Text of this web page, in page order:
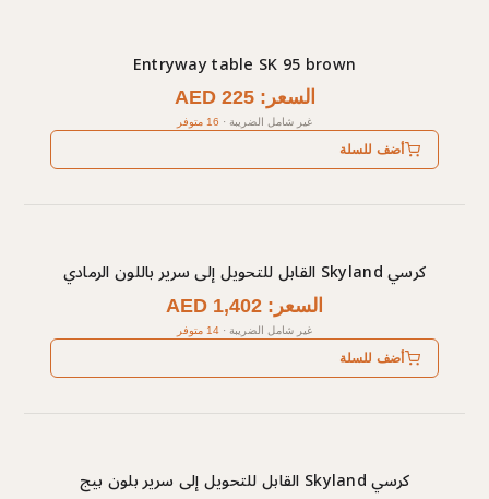
Entryway table SK 95 brown
السعر: AED 225
غير شامل الضريبة · 16 متوفر
أضف للسلة
كرسي Skyland القابل للتحويل إلى سرير باللون الرمادي
السعر: AED 1,402
غير شامل الضريبة · 14 متوفر
أضف للسلة
كرسي Skyland القابل للتحويل إلى سرير بلون بيج